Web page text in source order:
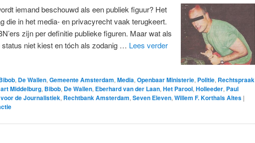
iemand beschouwd als een publiek figuur? Het
die in het media- en privacyrecht vaak terugkeert.
zijn per definitie publieke figuren. Maar wat als
status niet kiest en tóch als zodanig … Lees verder
, De Wallen, Gemeente Amsterdam, Media, Openbaar Ministerie, Politie, Rechtspraak
Middelburg, Bibob, De Wallen, Eberhard van der Laan, Het Parool, Holleeder, Paul
de Journalistiek, Rechtbank Amsterdam, Seven Eleven, Willem F. Korthals Altes |